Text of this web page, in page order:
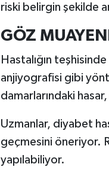
riski belirgin şekilde
GÖZ
Hastalığın
anjiyografisi gibi
damarlarındaki
Uzmanlar, diyabet
geçmesini öneriyor.
yapılabiliyor.